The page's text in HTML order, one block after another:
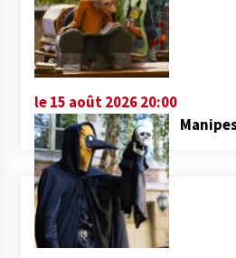
le 15 août 2026 20:00